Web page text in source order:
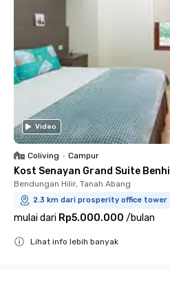
Video
Coliving • Campur
Kost Senayan Grand Suite Benhil
Bendungan Hilir, Tanah Abang
2.3 km dari prosperity office tower
mulai dari Rp5.000.000 /bulan
Lihat info lebih banyak